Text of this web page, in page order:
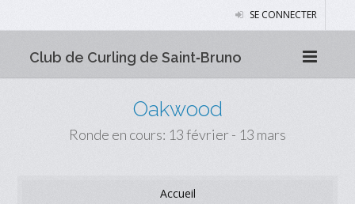
SE CONNECTER
Club de Curling de Saint‑Bruno
Oakwood
Ronde en cours: 13 février - 13 mars
Accueil